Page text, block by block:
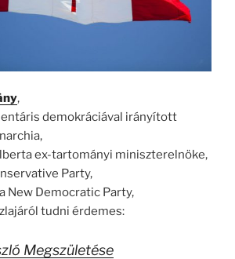
,
demokráciával irányított
ex-tartományi miniszterelnöke,
Party,
New Democratic Party,
tudni érdemes:
Megszületése